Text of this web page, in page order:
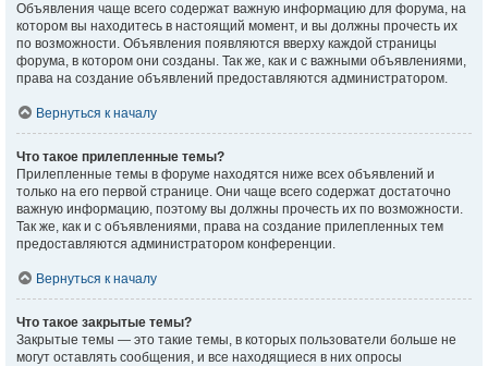
Объявления чаще всего содержат важную информацию для форума, на
котором вы находитесь в настоящий момент, и вы должны прочесть их
по возможности. Объявления появляются вверху каждой страницы
форума, в котором они созданы. Так же, как и с важными объявлениями,
права на создание объявлений предоставляются администратором.
Вернуться к началу
Что такое прилепленные темы?
Прилепленные темы в форуме находятся ниже всех объявлений и
только на его первой странице. Они чаще всего содержат достаточно
важную информацию, поэтому вы должны прочесть их по возможности.
Так же, как и с объявлениями, права на создание прилепленных тем
предоставляются администратором конференции.
Вернуться к началу
Что такое закрытые темы?
Закрытые темы — это такие темы, в которых пользователи больше не
могут оставлять сообщения, и все находящиеся в них опросы